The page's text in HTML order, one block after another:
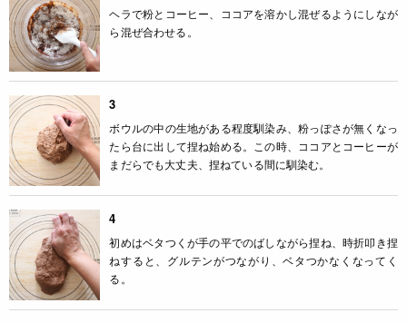
ヘラで粉とコーヒー、ココアを溶かし混ぜるようにしなが
ら混ぜ合わせる。
3
ボウルの中の生地がある程度馴染み、粉っぽさが無くなっ
たら台に出して捏ね始める。この時、ココアとコーヒーが
まだらでも大丈夫、捏ねている間に馴染む。
4
初めはベタつくが手の平でのばしながら捏ね、時折叩き捏
ねすると、グルテンがつながり、ベタつかなくなってく
る。